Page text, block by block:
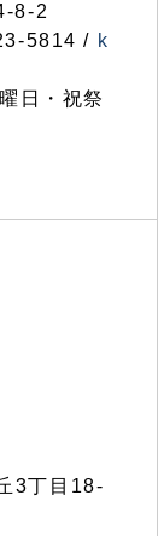
8-2
5814 / k
日・祝祭
3丁目18-